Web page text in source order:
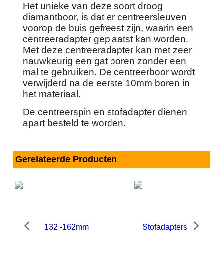
Het unieke van deze soort droog
diamantboor, is dat er centreersleuven
voorop de buis gefreest zijn, waarin een
centreeradapter geplaatst kan worden.
Met deze centreeradapter kan met zeer
nauwkeurig een gat boren zonder een
mal te gebruiken. De centreerboor wordt
verwijderd na de eerste 10mm boren in
het materiaal.
De centreerspin en stofadapter dienen
apart besteld te worden.
Gerelateerde Producten